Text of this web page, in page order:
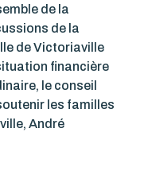
de la
de la
de Victoriaville
financière
le conseil
les familles
André